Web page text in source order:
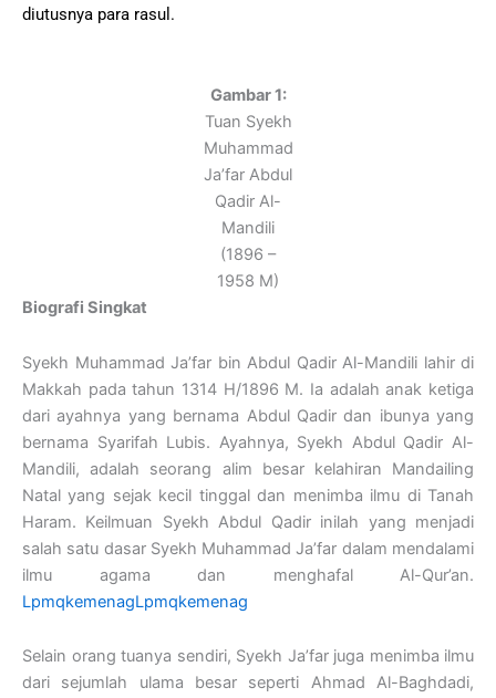
diutusnya para rasul.
Gambar 1:
Tuan Syekh
Muhammad
Ja’far Abdul
Qadir Al-
Mandili
(1896 –
1958 M)
Biografi Singkat
Syekh Muhammad Ja’far bin Abdul Qadir Al-Mandili lahir di
Makkah pada tahun 1314 H/1896 M. Ia adalah anak ketiga
dari ayahnya yang bernama Abdul Qadir dan ibunya yang
bernama Syarifah Lubis. Ayahnya, Syekh Abdul Qadir Al-
Mandili, adalah seorang alim besar kelahiran Mandailing
Natal yang sejak kecil tinggal dan menimba ilmu di Tanah
Haram. Keilmuan Syekh Abdul Qadir inilah yang menjadi
salah satu dasar Syekh Muhammad Ja’far dalam mendalami
ilmu agama dan menghafal Al-Qur’an.
LpmqkemenagLpmqkemenag
Selain orang tuanya sendiri, Syekh Ja’far juga menimba ilmu
dari sejumlah ulama besar seperti Ahmad Al-Baghdadi,